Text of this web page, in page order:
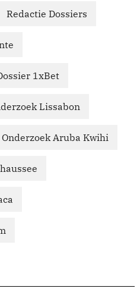
Redactie Dossiers
1xBet
Lissabon
Onderzoek Aruba Kwihi